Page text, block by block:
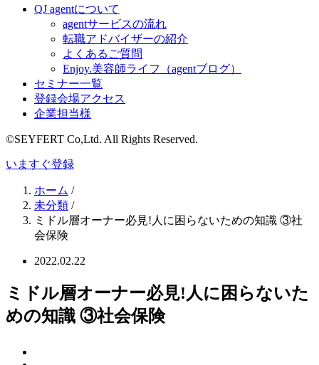
QJ agentについて
agentサービスの流れ
転職アドバイザーの紹介
よくあるご質問
Enjoy.美容師ライフ（agentブログ）
セミナー一覧
登録会場アクセス
企業担当様
©SEYFERT Co,Ltd. All Rights Reserved.
いますぐ登録
ホーム /
未分類 /
ミドル層オーナー必見!人に困らないための知識 ③社
会保険
2022.02.22
ミドル層オーナー必見!人に困らないた
めの知識 ③社会保険